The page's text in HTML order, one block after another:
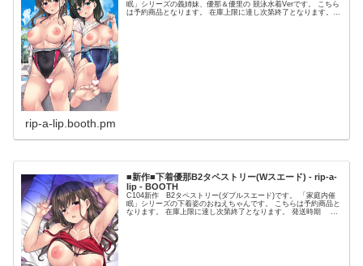
眠」シリーズの義姉妹、優那＆優里の 競泳水着Verです。 こちら
は予約商品となります。 在庫上限に達し次第終了となります。
rip-a-lip.booth.pm
■新作■下着優那B2タペストリー(Wスエード) - rip-a-
lip - BOOTH
C104新作 B2タペストリー(ダブルスエード)です。 「家庭内催
眠」シリーズの下着姿のおねえちゃんです。 こちらは予約商品と
なります。 在庫上限に達し次第終了となります。 発送時期 ９